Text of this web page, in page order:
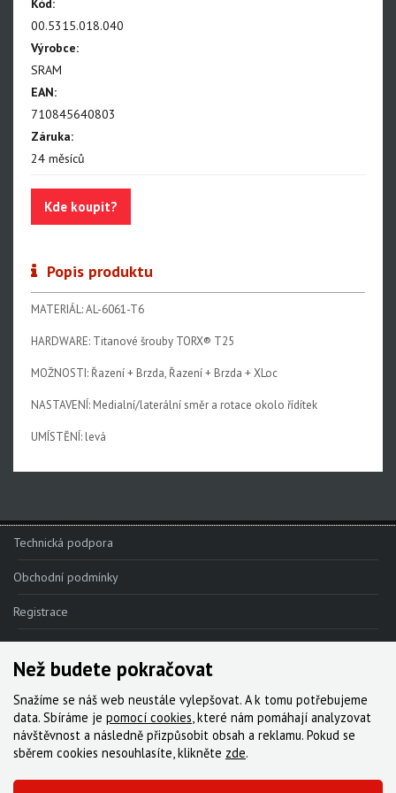
NX Eagle
SX Eagle
X01DH
GX
GX DH
NX
Hammerhead Karoo
Red AXS E1
Apex eTap AXS
XPLR AXS
Red eTap
Red22/Red
Force 1
Force22/Force
Rival 1
Kód:
00.5315.018.040
Výrobce:
SRAM
EAN:
710845640803
Záruka:
24 měsíců
Kde koupit?
Popis produktu
MATERIÁL: AL-6061-T6
HARDWARE: Titanové šrouby TORX® T25
MOŽNOSTI: Řazení + Brzda, Řazení + Brzda + XLoc
NASTAVENÍ: Medialní/laterální směr a rotace okolo řídítek
UMÍSTĚNÍ: levá
Technická podpora
Obchodní podmínky
Registrace
Reklamace
Kde nakoupit
Kontakt
Servis
Ke stažení
Než budete pokračovat
Snažíme se náš web neustále vylepšovat. A k tomu potřebujeme
data. Sbíráme je pomocí cookies, které nám pomáhají analyzovat
návštěvnost a následně přizpůsobit obsah a reklamu. Pokud se
sběrem cookies nesouhlasíte, klikněte zde.